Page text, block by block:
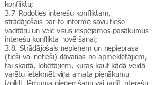
konfliktu;
3.7. Rodoties interešu konfliktam,
strādājošais par to informē savu tiešo
vadītāju un veic visus iespējamos pasākumus
interešu konflikta novēršanai;
3.8. Strādājošais nepieņem un nepieprasa
(tieši vai netieši) dāvanas no apmeklētājiem,
tai skaitā, lobētājiem, kuras kaut kādā veidā
varētu ietekmēt viņa amata pienākumu
izpildi, lēmuma pieņemšanu vai radīt interešu